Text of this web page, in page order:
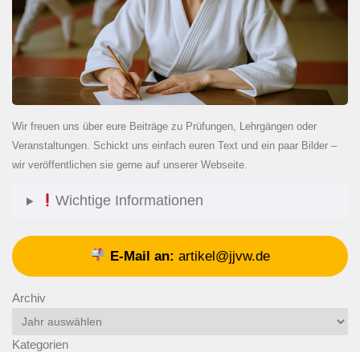
Wir freuen uns über eure Beiträge zu Prüfungen, Lehrgängen oder
Veranstaltungen. Schickt uns einfach euren Text und ein paar Bilder –
wir veröffentlichen sie gerne auf unserer Webseite.
Wichtige Informationen
E-Mail an: artikel@jjvw.de
Archiv
Kategorien